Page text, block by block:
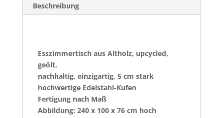
Beschreibung
Esszimmertisch aus Altholz, upcycled,
geölt,
nachhaltig, einzigartig, 5 cm stark
hochwertige Edelstahl-Kufen
Fertigung nach Maß
Abbildung: 240 x 100 x 76 cm hoch